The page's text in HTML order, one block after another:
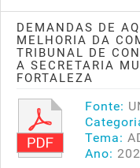
DEMANDAS DE
MELHORIA DA
TRIBUNAL DE
A SECRETARIA
FORTALEZA
Fonte:
Tema:
Ano: